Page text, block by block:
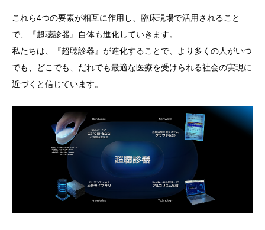
これら4つの要素が相互に作用し、臨床現場で活用されること
で、『超聴診器』自体も進化していきます。
私たちは、『超聴診器』が進化することで、より多くの人がいつ
でも、どこでも、だれでも最適な医療を受けられる社会の実現に
近づくと信じています。